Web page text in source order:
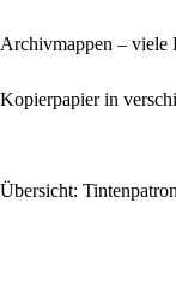
Archivmappen – viele
Kopierpapier in
Übersicht: